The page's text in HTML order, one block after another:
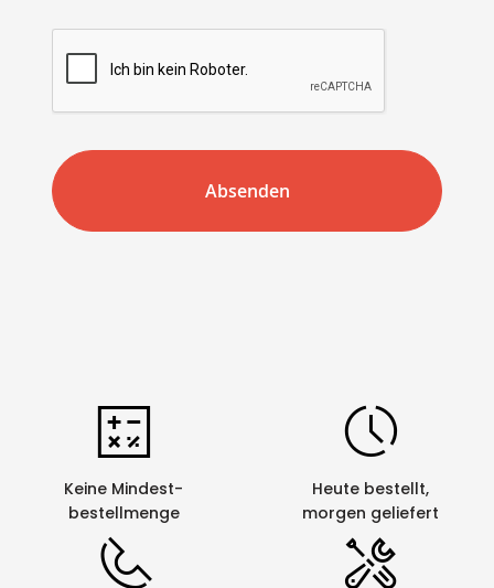
Absenden
Keine Mindest-
bestellmenge
Heute bestellt,
morgen geliefert